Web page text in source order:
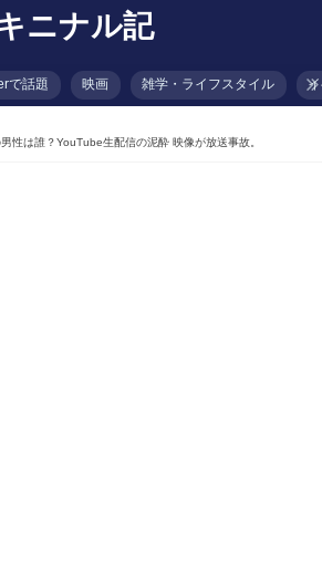
ニナル記
で話題 映画 雑学・ライフスタイル
性は誰？YouTube生配信の泥酔 映像が放送事故。